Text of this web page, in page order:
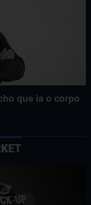
que ia o corpo